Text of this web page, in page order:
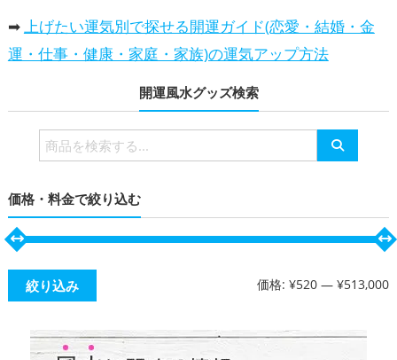
➡上げたい運気別で探せる開運ガイド(恋愛・結婚・金
運・仕事・健康・家庭・家族)の運気アップ方法
開運風水グッズ検索
検
索
象:
価格・料金で絞り込む
絞り込み 価格:¥520 —¥513,000